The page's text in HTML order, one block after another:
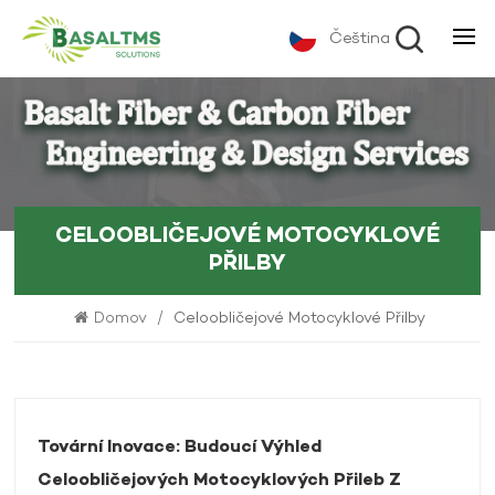
Čeština
CELOOBLIČEJOVÉ MOTOCYKLOVÉ
PŘILBY
Domov / Celoobličejové Motocyklové Přilby
Tovární Inovace: Budoucí Výhled
Celoobličejových Motocyklových Přileb Z